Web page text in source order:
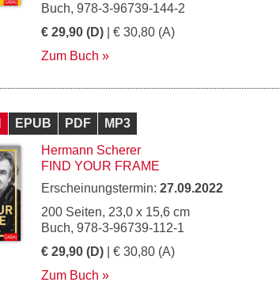
Buch, 978-3-96739-144-2
€ 29,90 (D) | € 30,80 (A)
Zum Buch
EPUB PDF
MP3
Hermann Scherer
FIND YOUR FRAME
Erscheinungstermin: 27.09.2022
200 Seiten, 23,0 x 15,6 cm
Buch, 978-3-96739-112-1
€ 29,90 (D) | € 30,80 (A)
Zum Buch